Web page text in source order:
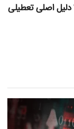
پایان تلخ پروژه‌های میلیون دلاری؛ بررسی ۴ دلیل اصلی تعطیلی